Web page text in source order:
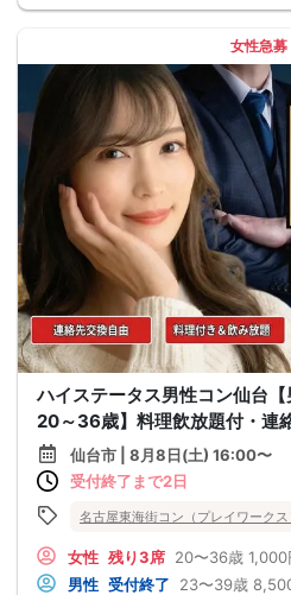
女性急募
ハイステータス男性コン仙台
20～36歳】料理飲放題付・連
仙台市 | 8月8日(土) 16:00〜
受付終了まで2日
名古屋東海街コン（プレイワークス
女性 残り3席 20〜36歳 1,000
男性 受付終了 23〜39歳